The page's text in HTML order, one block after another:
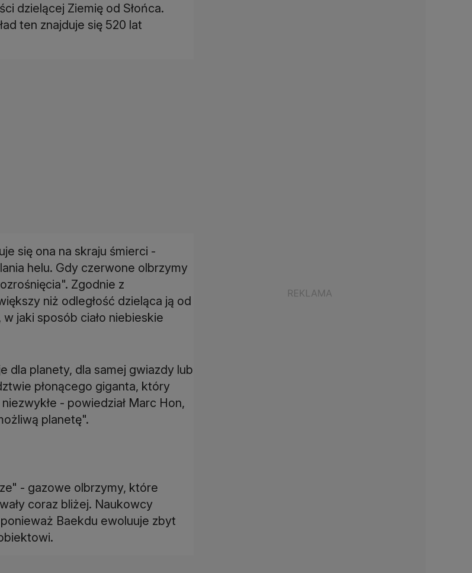
dzielącej Ziemię od Słońca.
ten znajduje się 520 lat
się ona na skraju śmierci -
helu. Gdy czerwone olbrzymy
Zgodnie z
niż odległość dzieląca ją od
jaki sposób ciało niebieskie
dla planety, dla samej gwiazdy lub
płonącego giganta, który
- powiedział Marc Hon,
planetę".
- gazowe olbrzymy, które
coraz bliżej. Naukowcy
Baekdu ewoluuje zbyt